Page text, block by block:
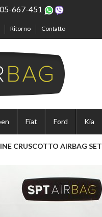
667-451
Ritorno Contatto
Fiat Ford Kia
CRUSCOTTO AIRBAG SET